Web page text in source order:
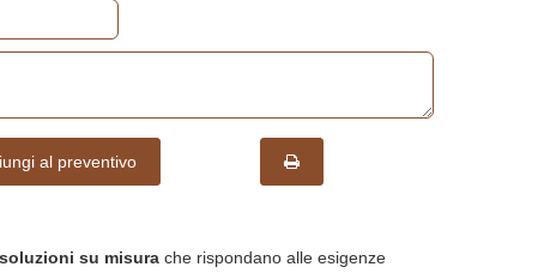
al preventivo
soluzioni su misura che rispondano alle esigenze